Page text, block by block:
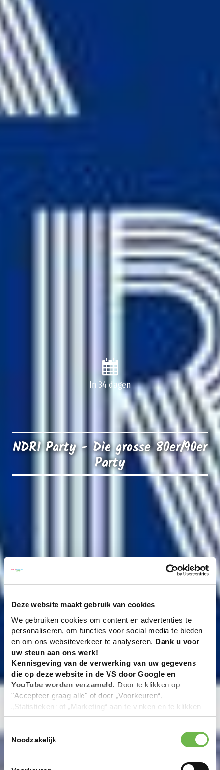
Deze website maakt gebruik van cookies
We gebruiken cookies om content en advertenties te
personaliseren, om functies voor social media te bieden
en om ons websiteverkeer te analyseren. Dank u voor
uw steun aan ons werk!
Kennisgeving van de verwerking van uw gegevens
die op deze website in de VS door Google en
YouTube worden verzameld: Door te klikken op
"Accepteer graag alle" of door „Voorkeuren“,
„Statistieken“ of „Marketing“ aan te vinken en te klikken
op "Selectie handmatig instellen", stemt u er ook mee in
overeenstemming met Art. 49 (1) zin 1 lit. a DSGVO. De
VS zijn door het Europees Hof van Justitie beoordeeld
Toestemmingsselectie
Noodzakelijk
In 34 dagen
NDR1 Party - Die grosse 80er/90er
Party